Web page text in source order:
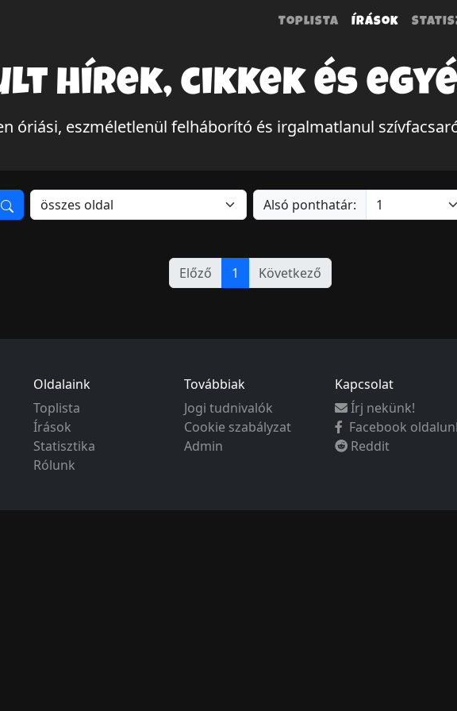
Toplista Írások
hírek, cikkek és
óriási, eszméletlenül felháborító és irgalmatlanul
Alsó ponthatár:
Előző 1 Következő
Oldalaink
Toplista
Írások
Statisztika
Rólunk
Továbbiak
Jogi tudnivalók
Cookie szabályzat
Admin
Kapcsolat
Írj nekünk!
Facebook
Reddit